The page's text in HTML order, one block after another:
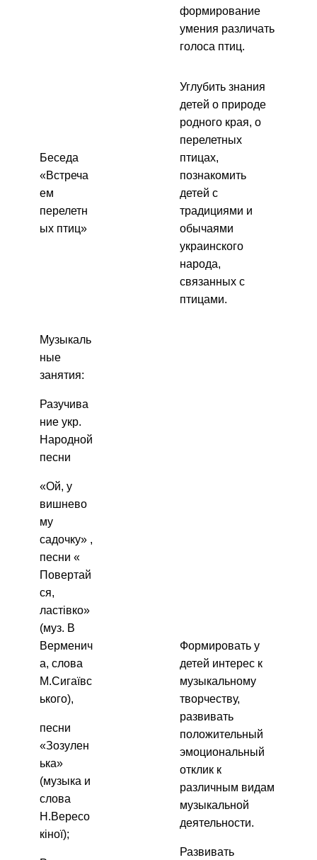
формирование
умения различать
голоса птиц.
Беседа
«Встреча
ем
перелетн
ых птиц»
Углубить знания
детей о природе
родного края, о
перелетных
птицах,
познакомить
детей с
традициями и
обычаями
украинского
народа,
связанных с
птицами.
Музыкаль
ные
занятия:
Разучива
ние укр.
Народной
песни
«Ой, у
вишнево
му
садочку» ,
песни «
Повертай
ся,
ластівко»
(муз. В
Верменич
а, слова
М.Сигаївс
ького),
песни
«Зозулен
ька»
(музыка и
слова
Н.Вересо
кіної);
Формировать у
детей интерес к
музыкальному
творчеству,
развивать
положительный
эмоциональный
отклик к
различным видам
музыкальной
деятельности.
Развивать